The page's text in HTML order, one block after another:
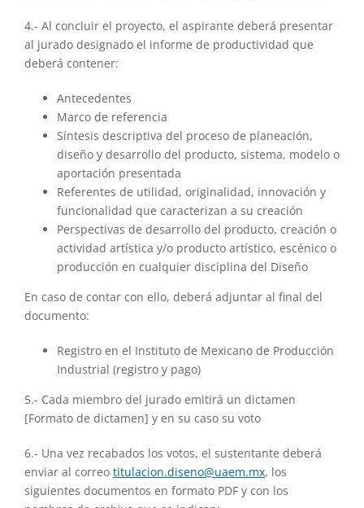
4.- Al concluir el proyecto, el aspirante deberá presentar
al jurado designado el informe de productividad que
deberá contener:
Antecedentes
Marco de referencia
Síntesis descriptiva del proceso de planeación,
diseño y desarrollo del producto, sistema, modelo o
aportación presentada
Referentes de utilidad, originalidad, innovación y
funcionalidad que caracterizan a su creación
Perspectivas de desarrollo del producto, creación o
actividad artística y/o producto artístico, escénico o
producción en cualquier disciplina del Diseño
En caso de contar con ello, deberá adjuntar al final del
documento:
Registro en el Instituto de Mexicano de Producción
Industrial (registro y pago)
5.- Cada miembro del jurado emitirá un dictamen
[Formato de dictamen] y en su caso su voto
6.- Una vez recabados los votos, el sustentante deberá
enviar al correo titulacion.diseno@uaem.mx, los
siguientes documentos en formato PDF y con los